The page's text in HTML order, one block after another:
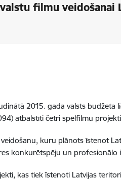
filmu veidošanai
2015. gada valsts
atbalstīti četri spēlfilmu
kuru plānots īstenot
konkurētspēju un profesionālo
kas tiek īstenoti Latvijas